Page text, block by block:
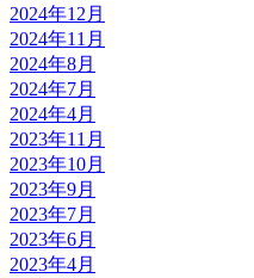
2024年12月
2024年11月
2024年8月
2024年7月
2024年4月
2023年11月
2023年10月
2023年9月
2023年7月
2023年6月
2023年4月